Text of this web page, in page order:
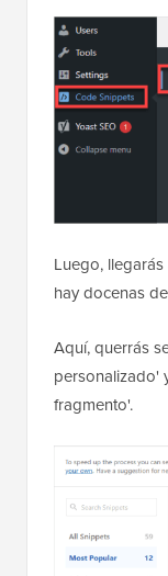
Luego,
hay docenas
Aquí, querrás
personalizado'
fragmento'.